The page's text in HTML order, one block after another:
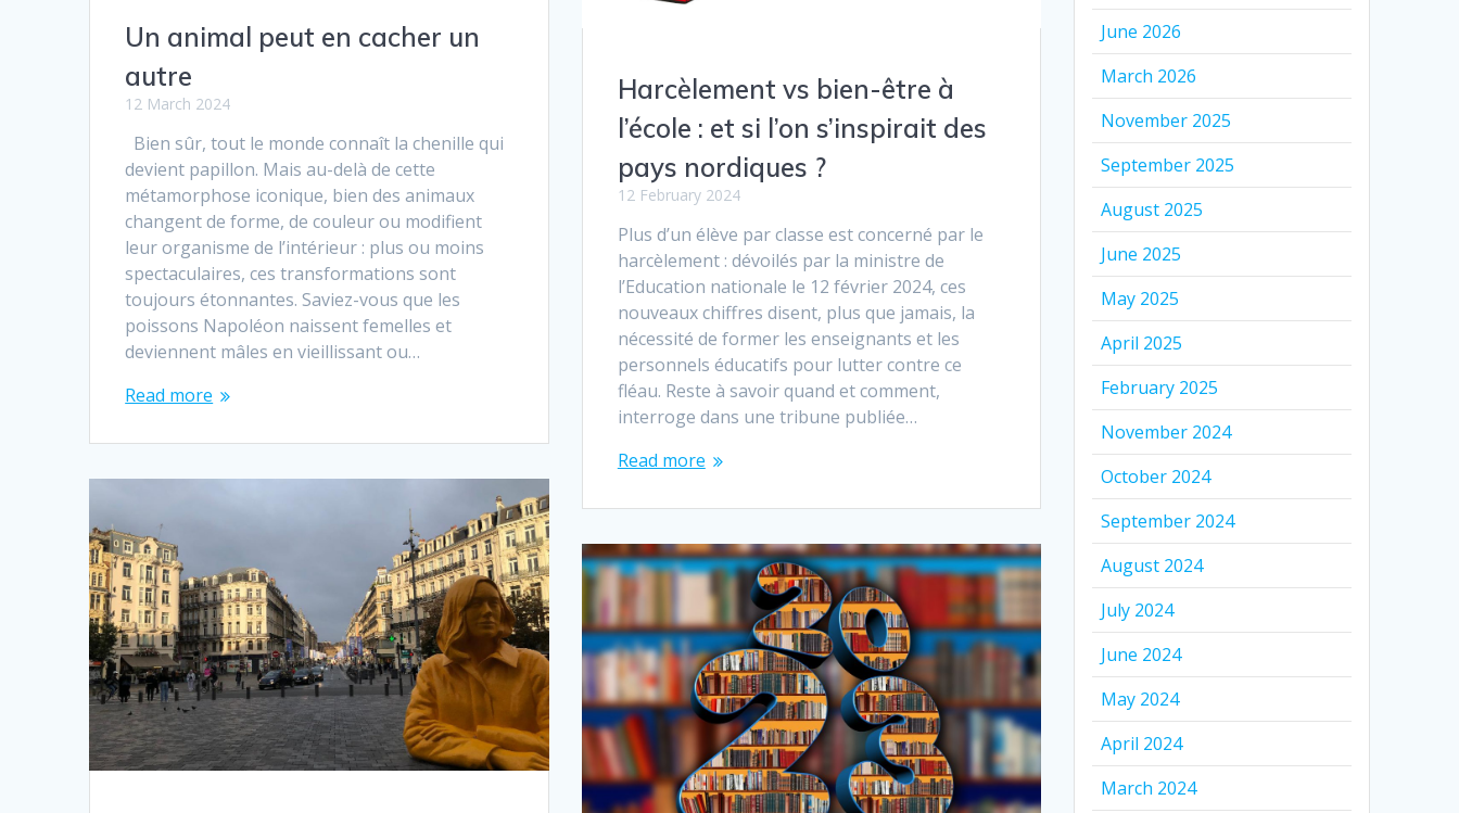
Un animal peut en cacher un
autre
12 March 2024
Bien sûr, tout le monde connaît la chenille qui
devient papillon. Mais au-delà de cette
métamorphose iconique, bien des animaux
changent de forme, de couleur ou modifient
leur organisme de l’intérieur : plus ou moins
spectaculaires, ces transformations sont
toujours étonnantes. Saviez-vous que les
poissons Napoléon naissent femelles et
deviennent mâles en vieillissant ou…
Read more
Harcèlement vs bien-être à
l’école : et si l’on s’inspirait des
pays nordiques ?
12 February 2024
Plus d’un élève par classe est concerné par le
harcèlement : dévoilés par la ministre de
l’Education nationale le 12 février 2024, ces
nouveaux chiffres disent, plus que jamais, la
nécessité de former les enseignants et les
personnels éducatifs pour lutter contre ce
fléau. Reste à savoir quand et comment,
interroge dans une tribune publiée…
Read more
June 2026
March 2026
November 2025
September 2025
August 2025
June 2025
May 2025
April 2025
February 2025
November 2024
October 2024
September 2024
August 2024
July 2024
June 2024
May 2024
April 2024
March 2024